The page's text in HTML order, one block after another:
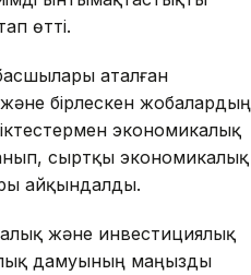
өтті.
аталған
бірлескен жобалардың
экономикалық
сыртқы экономикалық
айқындалды.
және инвестициялық
дамуының маңызды